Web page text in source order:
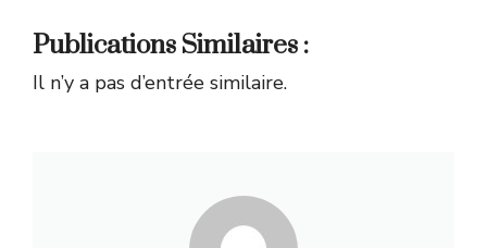
Publications Similaires :
Il n’y a pas d’entrée similaire.